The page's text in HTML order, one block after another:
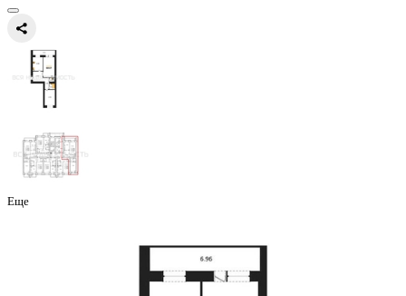
этаж
Воронеж, Здоровья пер., д. 90г/1 к.1